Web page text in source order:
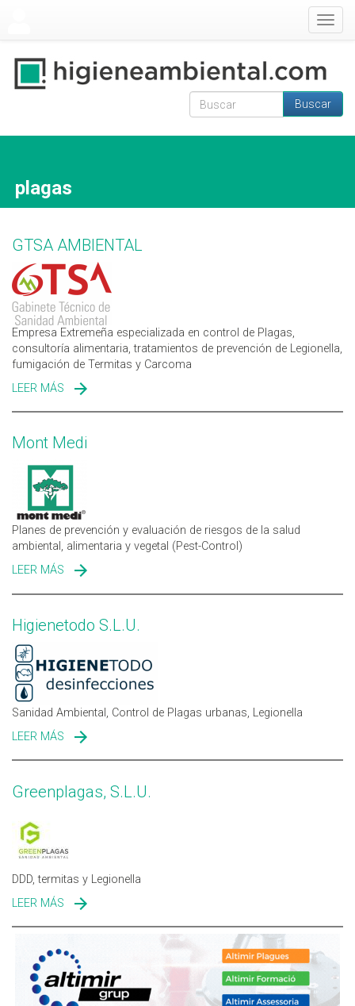
Formulario de
Buscar
plagas
GTSA AMBIENTAL
Empresa Extremeña especializada en control de Plagas,
consultoría alimentaria, tratamientos de prevención de Legionella,
fumigación de Termitas y Carcoma
LEER MÁS SOBRE GTSA AMBIENTAL
Mont Medi
Planes de prevención y evaluación de riesgos de la salud
ambiental, alimentaria y vegetal (Pest-Control)
LEER MÁS SOBRE MONT MEDI
Higienetodo S.L.U.
Sanidad Ambiental, Control de Plagas urbanas, Legionella
LEER MÁS SOBRE HIGIENETODO S.L.U.
Greenplagas, S.L.U.
DDD, termitas y Legionella
LEER MÁS SOBRE GREENPLAGAS, S.L.U.